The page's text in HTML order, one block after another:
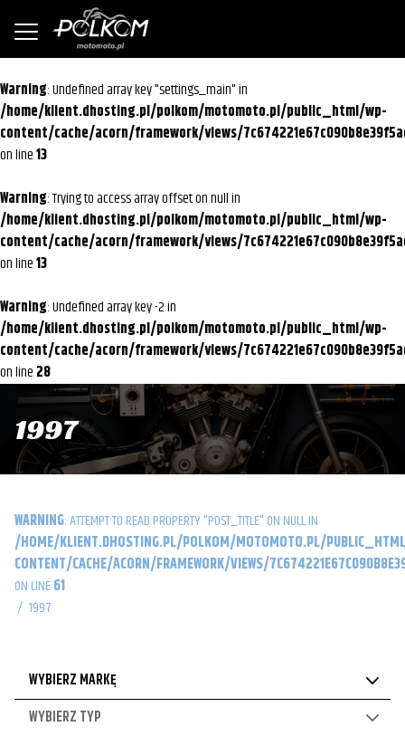
Warning : Undefined array key "settings_main" in
/home/klient.dhosting.pl/polkom/motomoto.pl/public_html/wp-
content/cache/acorn/framework/views/
on line13
Warning : Trying to access array offset on null in
/home/klient.dhosting.pl/polkom/motomoto.pl/public_html/wp-
content/cache/acorn/framework/views/
on line13
Warning : Undefined array key -2 in
/home/klient.dhosting.pl/polkom/motomoto.pl/public_html/wp-
content/cache/acorn/framework/views/
on line 28
1997
WARNING : ATTEMPT TO READ PROPERTY "POST_TITLE" ON NULL IN
/HOME/KLIENT.DHOSTING.PL/POLKOM/MOTOMOTO.PL/
CONTENT/CACHE/ACORN/FRAMEWORK/VIEWS/
ON LINE61
/ 1997
WYBIERZ MARKĘ
WYBIERZ TYP